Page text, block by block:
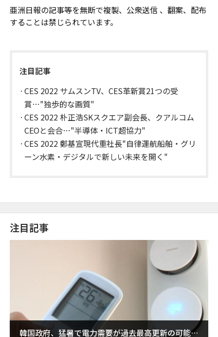
亜洲日報の記事等を無断で複製、公衆送信 、翻案、配布
することは禁じられています。
注目記事
CES 2022 サムスンTV、CES革新賞21つの受
賞…"独歩的な画質"
CES 2022 朴正浩SKスクエア副会長、クアルコム
CEOと会合…"半導体・ICT超協力"
CES 2022 鄭基宣現代重社長"自律運航船舶・グリ
ーン水素・デジタルで新しい未来を開く"
注目記事
韓国政府、猛暑で電力需要が過去最高更新の可能性